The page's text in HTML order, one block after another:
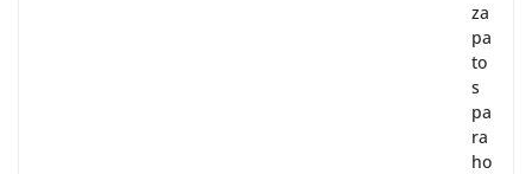
za
pa
to
s
pa
ra
ho